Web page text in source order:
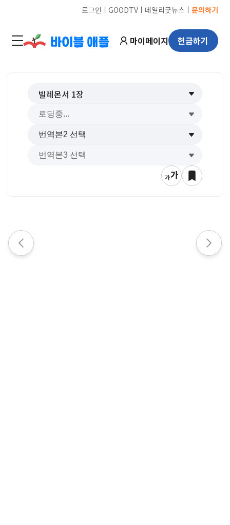
로그인 ㅣ GOODTVㅣ 데일리굿뉴스 ㅣ 문의하기
마이페이지 헌금하기
빌레몬서 1장